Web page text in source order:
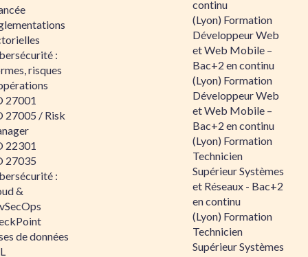
:
risques
27001
27005 / Risk
22301
27035
:
&
de données
continu
(Lyon) Formation
Développeur Web
et Web Mobile –
Bac+2 en continu
(Lyon) Formation
Développeur Web
et Web Mobile –
Bac+2 en continu
(Lyon) Formation
Technicien
Supérieur Systèmes
et Réseaux - Bac+2
en continu
(Lyon) Formation
Technicien
Supérieur Systèmes